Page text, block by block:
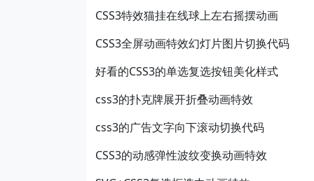
CSS3特效猫挂在线球上左右摇摆动画
CSS3全屏动画特效幻灯片图片切换代码
好看的CSS3的单选复选按钮美化样式
css3的扑克牌展开折叠动画特效
css3的广告文字向下滚动切换代码
CSS3的动感弹性波纹变换动画特效